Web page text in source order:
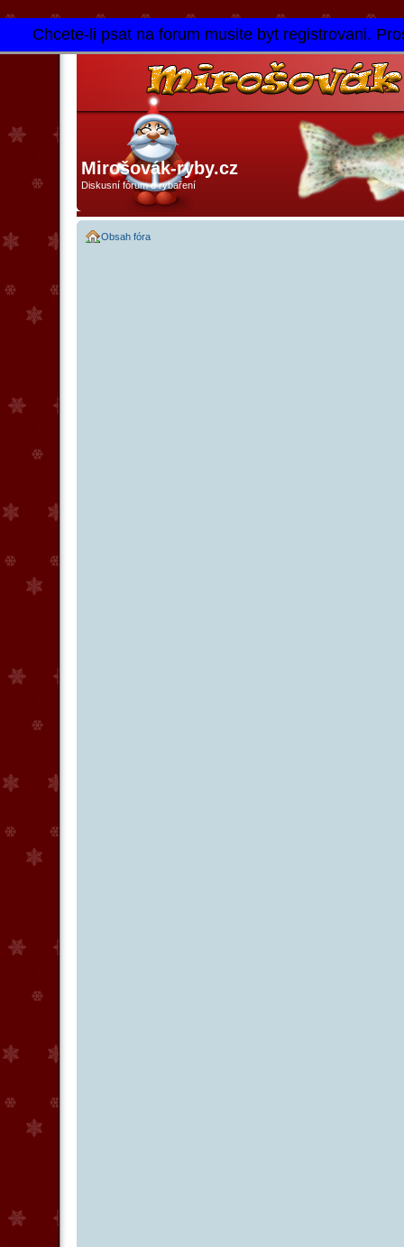
Chcete-li psat na forum musite byt registrovani.
Mirošovák-ryby.cz
Diskusní fórum o rybaření
Obsah fóra